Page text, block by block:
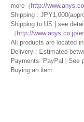
more（ http://
Shipping :
Shipping to US | see
（ http://www.anys.co.jp/
All products are located
Delivery : Estimated
Payments: PayPal | See
Buying an item